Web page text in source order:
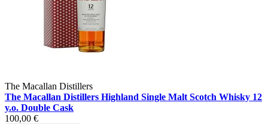
The Macallan Distillers
The Macallan Distillers Highland Single Malt Scotch Whisky 12
y.o. Double Cask
100,00 €